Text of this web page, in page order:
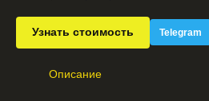
Узнать стоимость Telegram
Описание